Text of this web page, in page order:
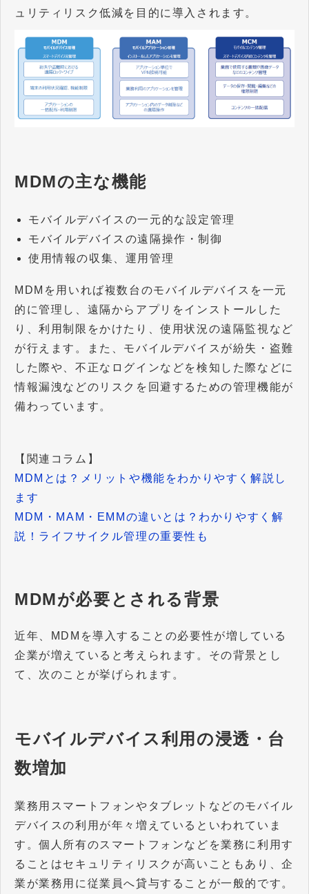
ュリティリスク低減を目的に導入されます。
MDMの主な機能
モバイルデバイスの一元的な設定管理
モバイルデバイスの遠隔操作・制御
使用情報の収集、運用管理
MDMを用いれば複数台のモバイルデバイスを一元
的に管理し、遠隔からアプリをインストールした
り、利用制限をかけたり、使用状況の遠隔監視など
が行えます。また、モバイルデバイスが紛失・盗難
した際や、不正なログインなどを検知した際などに
情報漏洩などのリスクを回避するための管理機能が
備わっています。
【関連コラム】
MDMとは？メリットや機能をわかりやすく解説し
ます
MDM・MAM・EMMの違いとは？わかりやすく解
説！ライフサイクル管理の重要性も
MDMが必要とされる背景
近年、MDMを導入することの必要性が増している
企業が増えていると考えられます。その背景とし
て、次のことが挙げられます。
モバイルデバイス利用の浸透・台
数増加
業務用スマートフォンやタブレットなどのモバイル
デバイスの利用が年々増えているといわれていま
す。個人所有のスマートフォンなどを業務に利用す
ることはセキュリティリスクが高いこともあり、企
業が業務用に従業員へ貸与することが一般的です。